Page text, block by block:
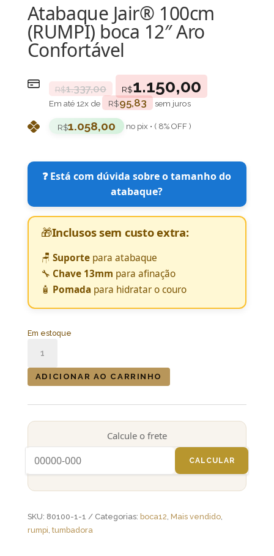
Atabaque Jair® 100cm
(RUMPI) boca 12″ Aro
Confortável
R$1.337,00 R$1.150,00
Em até12x de R$95,83 sem juros
R$1.058,00 no pix • ( 8% OFF )
❓ Está com dúvida sobre o tamanho do
atabaque?
🎁Inclusos sem custo extra:
🪑 Suportepara atabaque
🔧 Chave 13mm para afinação
🧴 Pomadapara hidratar o couro
Em estoque
Jair®
100cm
(RUMPI)
Aro
ADICIONAR AO CARRINHO
Calcule o frete
CALCULAR
SKU: 80100-1-1 Categorias: boca12, Mais vendido,
rumpi, tumbadora